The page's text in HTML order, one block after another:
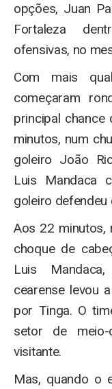
opções, Juan
Fortaleza
ofensivas, no
Com mais
começaram
principal
minutos, num
goleiro João
Luis Mandaca
goleiro defendeu
Aos 22 minutos,
choque de
Luis
cearense levou
por Tinga. O
setor de
visitante.
Mas, quando o